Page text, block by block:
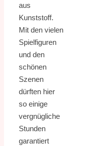
aus
Kunststoff.
Mit den vielen
Spielfiguren
und den
schönen
Szenen
dürften hier
so einige
vergnügliche
Stunden
garantiert